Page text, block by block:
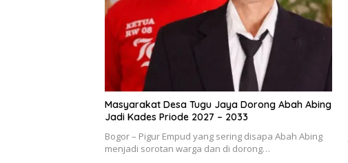
Masyarakat Desa Tugu Jaya Dorong Abah Abing
Jadi Kades Priode 2027 – 2033
Bogor – Pigur Empud yang sering disapa Abah Abing
menjadi sorotan warga dan di dorong…